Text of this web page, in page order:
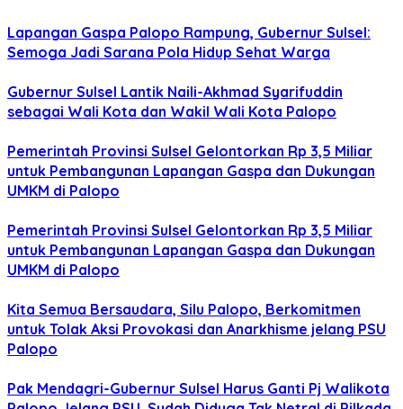
Lapangan Gaspa Palopo Rampung, Gubernur Sulsel:
Semoga Jadi Sarana Pola Hidup Sehat Warga
Gubernur Sulsel Lantik Naili-Akhmad Syarifuddin
sebagai Wali Kota dan Wakil Wali Kota Palopo
Pemerintah Provinsi Sulsel Gelontorkan Rp 3,5 Miliar
untuk Pembangunan Lapangan Gaspa dan Dukungan
UMKM di Palopo
Pemerintah Provinsi Sulsel Gelontorkan Rp 3,5 Miliar
untuk Pembangunan Lapangan Gaspa dan Dukungan
UMKM di Palopo
Kita Semua Bersaudara, Silu Palopo, Berkomitmen
untuk Tolak Aksi Provokasi dan Anarkhisme jelang PSU
Palopo
Pak Mendagri-Gubernur Sulsel Harus Ganti Pj Walikota